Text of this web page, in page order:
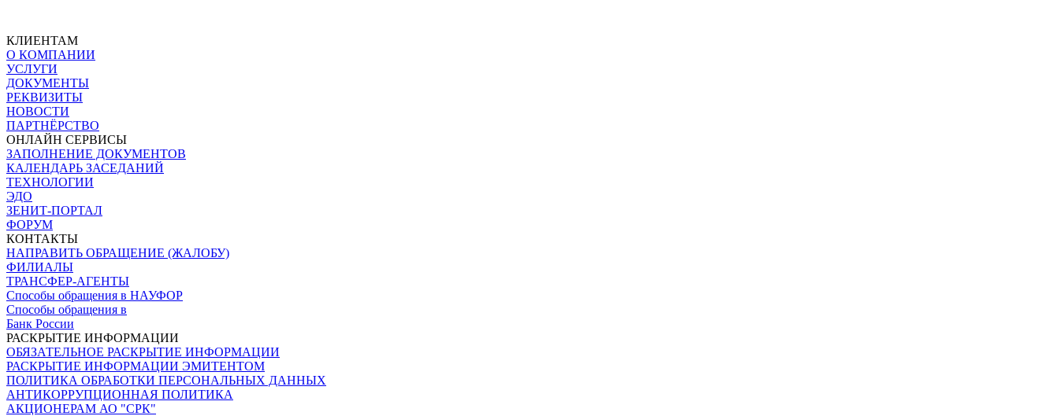
КЛИЕНТАМ
О КОМПАНИИ
УСЛУГИ
ДОКУМЕНТЫ
РЕКВИЗИТЫ
НОВОСТИ
ПАРТНЁРСТВО
ОНЛАЙН СЕРВИСЫ
ЗАПОЛНЕНИЕ ДОКУМЕНТОВ
КАЛЕНДАРЬ ЗАСЕДАНИЙ
ТЕХНОЛОГИИ
ЭДО
ЗЕНИТ-ПОРТАЛ
ФОРУМ
КОНТАКТЫ
НАПРАВИТЬ ОБРАЩЕНИЕ (ЖАЛОБУ)
ФИЛИАЛЫ
ТРАНСФЕР-АГЕНТЫ
Способы обращения в НАУФОР
Способы обращения в
Банк России
РАСКРЫТИЕ ИНФОРМАЦИИ
ОБЯЗАТЕЛЬНОЕ РАСКРЫТИЕ ИНФОРМАЦИИ
РАСКРЫТИЕ ИНФОРМАЦИИ ЭМИТЕНТОМ
ПОЛИТИКА ОБРАБОТКИ ПЕРСОНАЛЬНЫХ ДАННЫХ
АНТИКОРРУПЦИОННАЯ ПОЛИТИКА
АКЦИОНЕРАМ АО "СРК"